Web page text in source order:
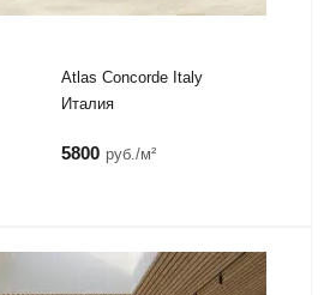
Atlas Concorde Italy
Италия
5800 руб./м²